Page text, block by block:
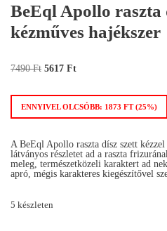
BeEql Apollo raszta
kézműves hajékszer
7490Ft 5617 Ft
ENNYIVEL OLCSÓBB: 1873 FT(25%)
A BeEql Apollo raszta dísz szett
látványos részletet ad a raszta
meleg, természetközeli karaktert ad
apró, mégis karakteres kiegészítővel
5 készleten